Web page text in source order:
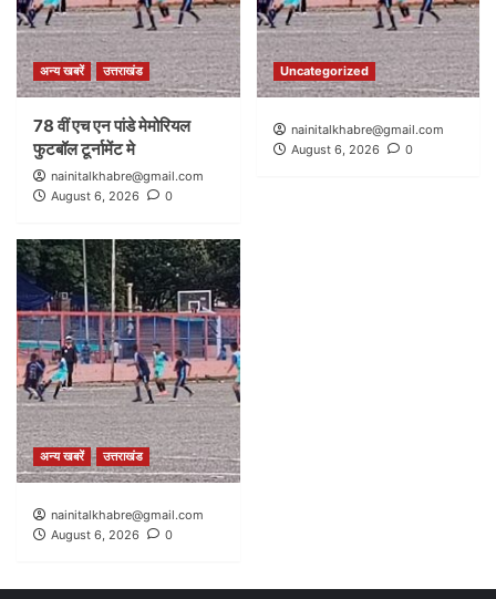
अन्य खबरें उत्तराखंड
78 वीं एच एन पांडे मेमोरियल
फुटबॉल टूर्नामेंट मे
nainitalkhabre@gmail.com
August 6, 2026
0
Uncategorized
nainitalkhabre@gmail.com
August 6, 2026
0
अन्य खबरें उत्तराखंड
nainitalkhabre@gmail.com
August 6, 2026
0